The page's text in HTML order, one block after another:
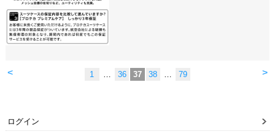
< >
1 … 36 37 38 … 79
ログイン